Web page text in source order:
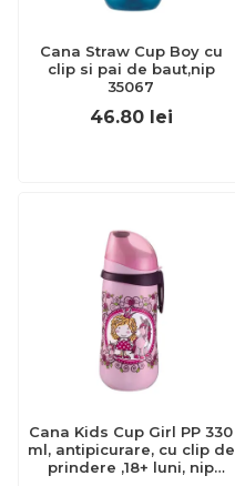
Cana Straw Cup Boy cu
clip si pai de baut,nip
35067
46.80 lei
Cana Kids Cup Girl PP 330
ml, antipicurare, cu clip de
prindere ,18+ luni, nip